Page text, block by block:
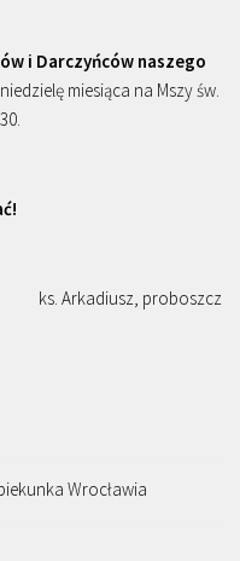
i Darczyńców naszego
miesiąca na Mszy św.
ks. Arkadiusz, proboszcz
Wrocławia